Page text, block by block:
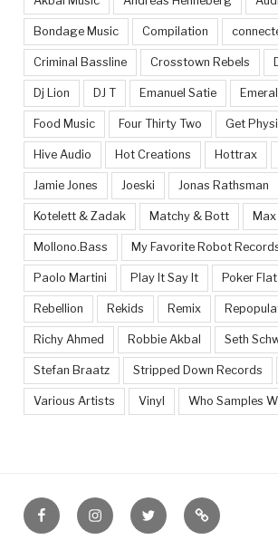
Bondage Music Compilation
Criminal Bassline Crosstown Rebels
Dj Lion DJ T Emanuel Satie
Food Music Four Thirty Two Get
Hive Audio Hot Creations Hottrax
Jamie Jones Joeski Jonas Rathsman
Kotelett & Zadak Matchy & Bott
Mollono.Bass My Favorite Robot
Paolo Martini Play It Say It Poker
Rebellion Rekids Remix
Richy Ahmed Robbie Akbal Seth
Stefan Braatz Stripped Down Records
Various Artists Vinyl Who Samples
FacebookInstagramTwitter Feed